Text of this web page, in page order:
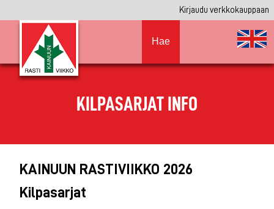
Kirjaudu verkkokauppaan
Hae
KILPASARJAT INFO
KAINUUN RASTIVIIKKO 2026
Kilpasarjat